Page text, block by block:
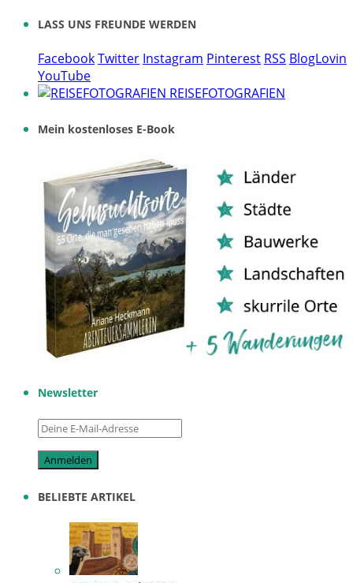
LASS UNS FREUNDE WERDEN
FacebookTwitter Instagram Pinterest RSS BlogLovin
YouTube
REISEFOTOGRAFIEN
Mein kostenloses E-Book
Newsletter
BELIEBTE ARTIKEL